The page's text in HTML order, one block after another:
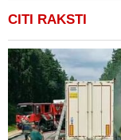
CITI RAKSTI